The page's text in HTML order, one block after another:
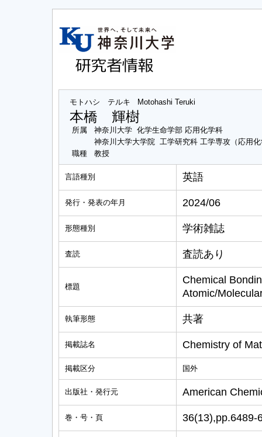
モトハシ テルキ Motohashi Teruki
本橋 輝樹
所属
神奈川大学 化学生命学部 応用化学科
神奈川大学大学院 工学研究科 工学専攻（応用
職種
教授
言語種別 英語
発行・発表の年月 2024/06
形態種別 学術雑誌
査読 査読あり
標題
Chemical
Atomic/
執筆形態 共著
掲載誌名 Chemistry of
掲載区分 国外
出版社・発行元 American
巻・号・頁 36(13),pp.6489-